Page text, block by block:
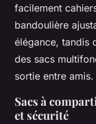
facilement
bandoulière
élégance, tandis
des sacs
sortie entre amis.
Sacs à
et sécurité